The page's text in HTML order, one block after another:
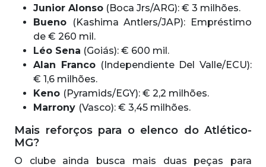
Junior Alonso (Boca Jrs/ARG): € 3 milhões.
Bueno
(Kashima Antlers/JAP): Empréstimo
de € 260 mil.
Léo Sena (Goiás): € 600 mil.
Alan Franco(Independiente Del Valle/ECU):
€ 1,6 milhões.
Keno (Pyramids/EGY): € 2,2 milhões.
Marrony (Vasco): € 3,45 milhões.
Mais reforços para o elenco do Atlético-
MG?
O clube ainda busca mais duas peças para